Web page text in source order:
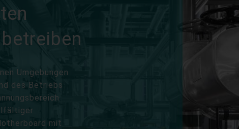
Umgebungen
des Betriebs
mit